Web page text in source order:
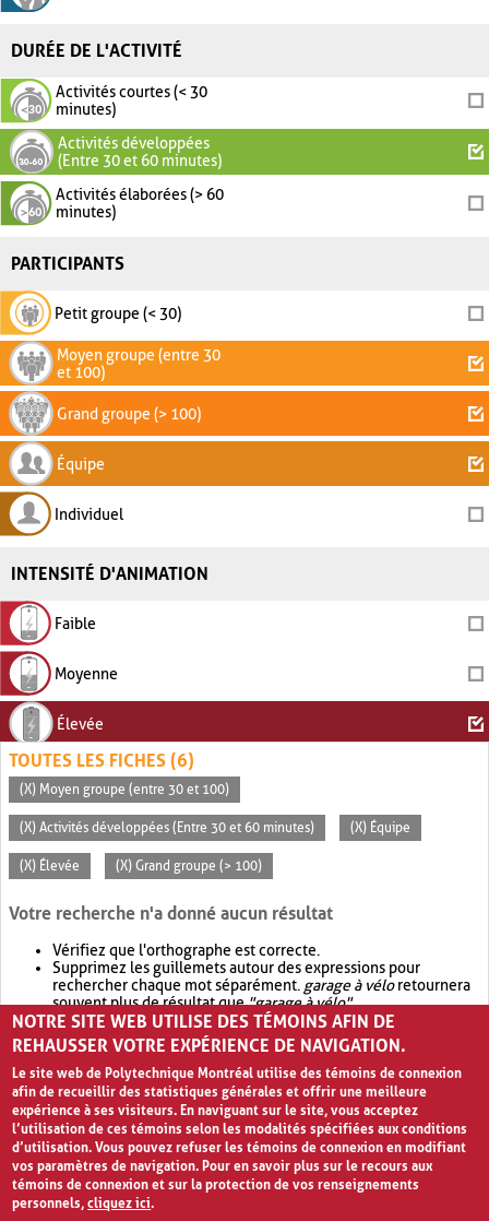
DURÉE DE L'ACTIVITÉ
Activités courtes (< 30
minutes)
Activités développées
(Entre 30 et 60 minutes)
Activités élaborées (> 60
minutes)
PARTICIPANTS
Petit groupe (< 30)
Moyen groupe (entre 30
et 100)
Grand groupe (> 100)
Équipe
Individuel
INTENSITÉ D'ANIMATION
Faible
Moyenne
Élevée
TOUTES LES FICHES (6)
(X) Moyen groupe (entre 30 et 100)
(X) Activités développées (Entre 30 et 60 minutes) (X) Équipe
(X) Élevée (X) Grand groupe (> 100)
Votre recherche n'a donné aucun résultat
Vérifiez que l'orthographe est correcte.
Supprimez les guillemets autour des expressions pour
rechercher chaque mot séparément. garage à véloretournera
souvent plus de résultat que"garage à vélo".
Envisagez d'élargir votre recherche avec OR.garage OR vélo
retournera souvent plus de résultat quegarage à vélo
NOTRE SITE WEB UTILISE DES TÉMOINS AFIN DE
REHAUSSER VOTRE EXPÉRIENCE DE NAVIGATION.
Le site web de Polytechnique Montréal utilise des témoins de connexion
afin de recueillir des statistiques générales et offrir une meilleure
expérience à ses visiteurs. En naviguant sur le site, vous acceptez
l’utilisation de ces témoins selon les modalités spécifiées aux conditions
d’utilisation. Vous pouvez refuser les témoins de connexion en modifiant
vos paramètres de navigation. Pour en savoir plus sur le recours aux
témoins de connexion et sur la protection de vos renseignements
personnels,cliquez ici.